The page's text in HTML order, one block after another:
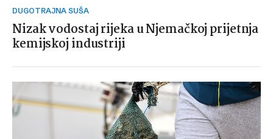
DUGOTRAJNA SUŠA
Nizak vodostaj rijeka u Njemačkoj prijetnja
kemijskoj industriji